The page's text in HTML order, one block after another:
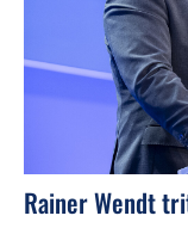
Rainer Wendt